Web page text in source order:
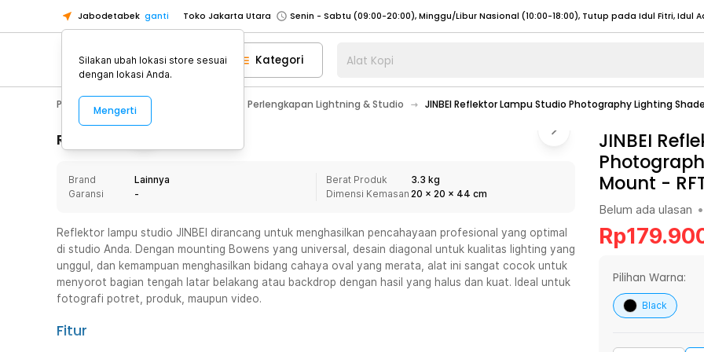
Jabodetabek ganti Toko Jakarta Utara
Toko Tangerang
Toko Cikupa
Pick n Go Jakarta Barat
Senin - Jumat (07:00 - 20:00), Sabtu - Minggu (08:00 - 20:00), Tutup pada Idul Fitri
Pick n Go Bekasi
Senin - Jumat (08:00 - 20:00), Sabtu - Minggu/ Libur Nasional (08:00 - 17:00) Selengkapnya
Senin - Jumat (08:00 - 20:00), Sabtu - Minggu/ Libur Nasional (08:00 - 17:00) Selengkapnya
Senin - Sabtu (09:00-20:00), Minggu/Libur Nasional (12:00-20:00), Tutup pada Idul Fitri
Senin - Sabtu (09:00-20:00), Minggu/Libur Nasional (12:00-20:00), Tutup pada Idul Fitri
Toko Tangerang
Toko Cikupa
Pick n Go Jakarta Barat
Senin - Jumat (07:00 - 20:00), Sabtu - Minggu (08:00 - 20:00), Tutup pada Idul Fitri
Pick n Go Bekasi
Senin - Jumat (08:00 - 20:00), Sabtu - Minggu/ Libur Nasional (08:00 - 17:00) Selengkapnya
Kategori Alat Kopi
Photography Aksesoris Kamera Perlengkapan Lightning & Studio JINBEI Reflektor Lampu Studio Photography Lighting
Rincian Produk
Brand
Lainnya
Garansi
-
Berat Produk
3.3 kg
Dimensi Kemasan 20 x 20 x 44 cm
Reflektor lampu studio JINBEI dirancang untuk menghasilkan pencahayaan profesional yang optimal
di studio Anda. Dengan mounting Bowens yang universal, desain diagonal untuk kualitas lighting yang
unggul, dan kemampuan menghasilkan bidang cahaya oval yang merata, alat ini sangat cocok untuk
menyorot bagian tengah latar belakang atau backdrop dengan hasil yang halus dan kuat. Ideal untuk
fotografi potret, produk, maupun video.
Fitur
JINBEI
Mount -
Belum ada ulasan •
Rp
Pilihan Warna:
Black
Silakan ubah lokasi store sesuai
dengan lokasi Anda.
Mengerti